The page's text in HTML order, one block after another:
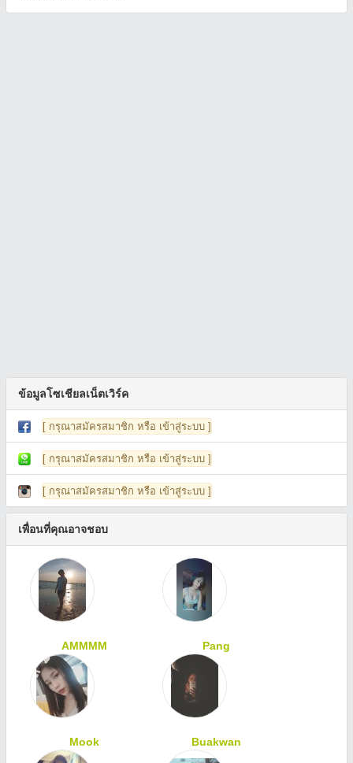
ข้อมูลโซเชียลเน็ตเวิร์ค
[ กรุณาสมัครสมาชิก หรือ เข้าสู่ระบบ ]
[ กรุณาสมัครสมาชิก หรือ เข้าสู่ระบบ ]
[ กรุณาสมัครสมาชิก หรือ เข้าสู่ระบบ ]
เพื่อนที่คุณอาจชอบ
AMMMM Pang
Mook Buakwan